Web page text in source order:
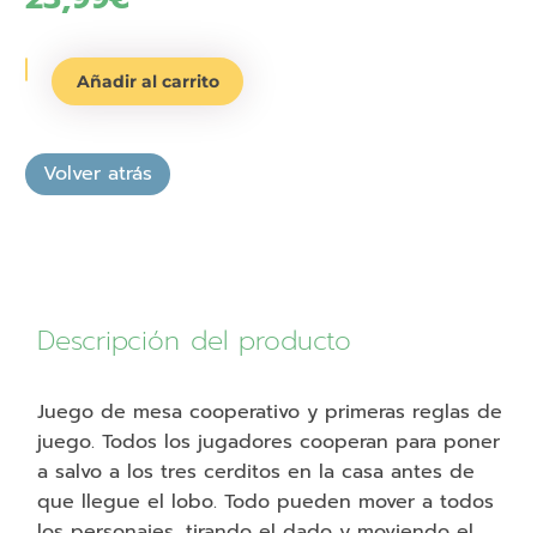
Juego
Los
Tres
Añadir al carrito
Descripción del producto
Juego de mesa cooperativo y primeras reglas de
juego. Todos los jugadores cooperan para poner
a salvo a los tres cerditos en la casa antes de
que llegue el lobo. Todo pueden mover a todos